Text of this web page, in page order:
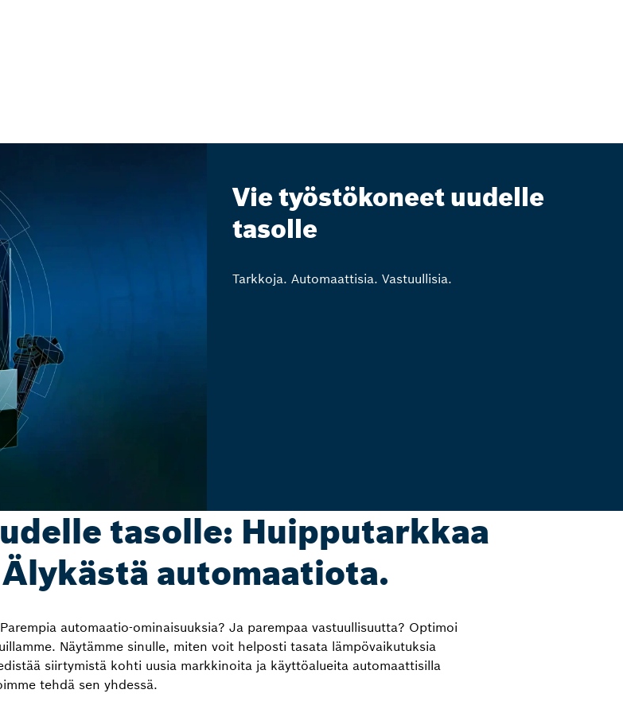
Vie työstökoneet uudelle
tasolle
Tarkkoja. Automaattisia. Vastuullisia.
tasolle: Huipputarkkaa
automaatiota.
automaatio-ominaisuuksia? Ja parempaa vastuullisuutta? Optimoi
Näytämme sinulle, miten voit helposti tasata lämpövaikutuksia
siirtymistä kohti uusia markkinoita ja käyttöalueita automaattisilla
tehdä sen yhdessä.